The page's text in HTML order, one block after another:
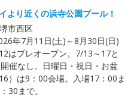
より近くの浜寺公園プール！
市西区
年7月11日(土)～8月30日(日)
はプレオープン。7/13～17と
催なし。日曜日・祝日・お盆
）は9：00会場。入場17：00ま
30まで。